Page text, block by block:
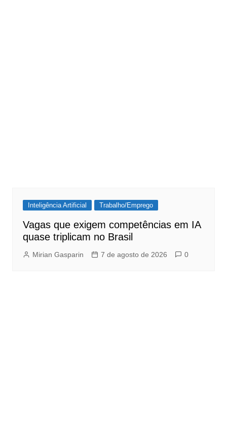
Inteligência Artificial Trabalho/Emprego
Vagas que exigem competências em IA
quase triplicam no Brasil
Mirian Gasparin 7 de agosto de 2026 0